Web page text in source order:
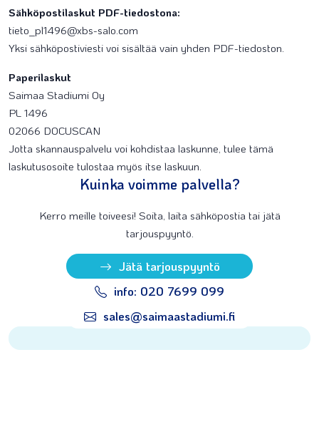
Sähköpostilaskut PDF-tiedostona:
tieto_pl1496@xbs-salo.com
Yksi sähköpostiviesti voi sisältää vain yhden PDF-tiedoston.
Paperilaskut
Saimaa Stadiumi Oy
PL 1496
02066 DOCUSCAN
Jotta skannauspalvelu voi kohdistaa laskunne, tulee tämä
laskutusosoite tulostaa myös itse laskuun.
Kuinka voimme palvella?
Kerro meille toiveesi! Soita, laita sähköpostia tai jätä
tarjouspyyntö.
Jätä tarjouspyyntö
info: 020 7699 099
sales@saimaastadiumi.fi